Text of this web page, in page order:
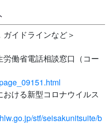
イドラインなど＞
働省電話相談窓口（コー
ける新型コロナウイルス
stf/seisakunitsuite/b